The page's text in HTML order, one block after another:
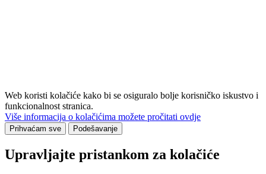
Web koristi kolačiće kako bi se osiguralo bolje korisničko iskustvo i
funkcionalnost stranica.
Više informacija o kolačićima možete pročitati ovdje
Prihvaćam sve Podešavanje
Upravljajte pristankom za kolačiće